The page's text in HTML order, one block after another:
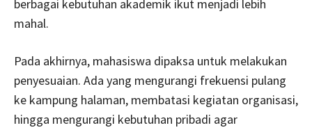
berbagai kebutuhan akademik ikut menjadi lebih
mahal.
Pada akhirnya, mahasiswa dipaksa untuk melakukan
penyesuaian. Ada yang mengurangi frekuensi pulang
ke kampung halaman, membatasi kegiatan organisasi,
hingga mengurangi kebutuhan pribadi agar